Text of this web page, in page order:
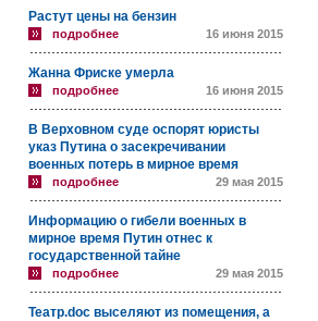
Растут цены на бензин
подробнее 16 июня 2015
Жанна Фриске умерла
подробнее 16 июня 2015
В Верховном суде оспорят юристы
указ Путина о засекречивании
военных потерь в мирное время
подробнее 29 мая 2015
Информацию о гибели военных в
мирное время Путин отнес к
государственной тайне
подробнее 29 мая 2015
Театр.doc выселяют из помещения, а